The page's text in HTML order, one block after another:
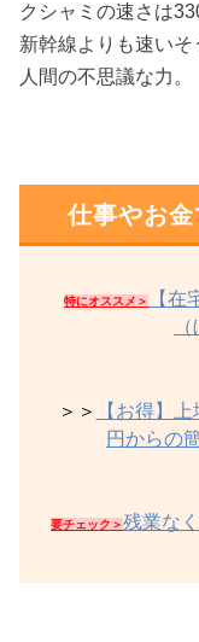
クシャミの速さは
新幹線よりも速いそ
人間の不思議な力。
仕事やお
特にオススメ＞
【
＞＞
【お得】
円からの
要チェック＞残業な